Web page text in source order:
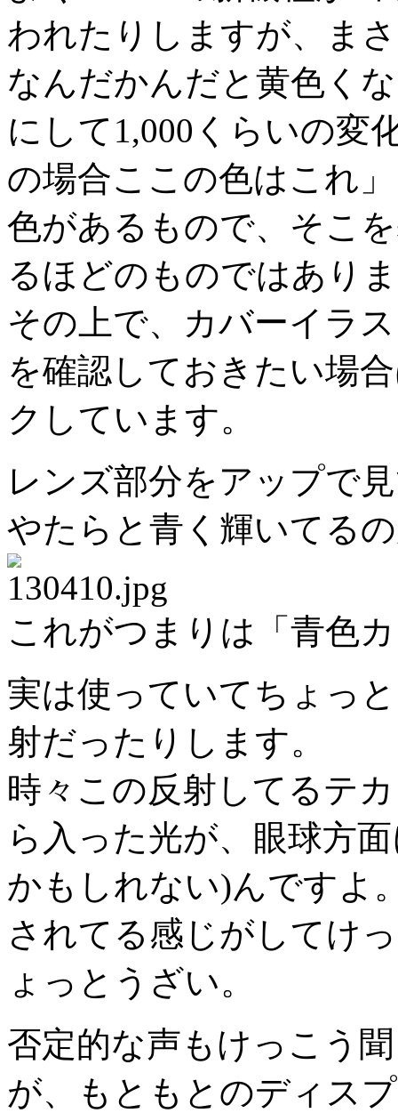
われたりしますが、ま
なんだかんだと黄色く
にして1,000くらいの変
の場合ここの色はこれ
色があるもので、そこ
るほどのものではあり
その上で、カバーイラ
を確認しておきたい場
クしています。
レンズ部分をアップで
やたらと青く輝いてる
これがつまりは「青色
実は使っていてちょっ
射だったりします。
時々この反射してるテ
ら入った光が、眼球方
かもしれない)んですよ
されてる感じがしてけ
ょっとうざい。
否定的な声もけっこう
が、もともとのディス